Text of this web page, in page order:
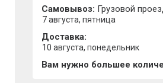
Самовывоз: Грузовой
7 августа, пятница
Доставка:
10 августа, понедельник
Вам нужно большее